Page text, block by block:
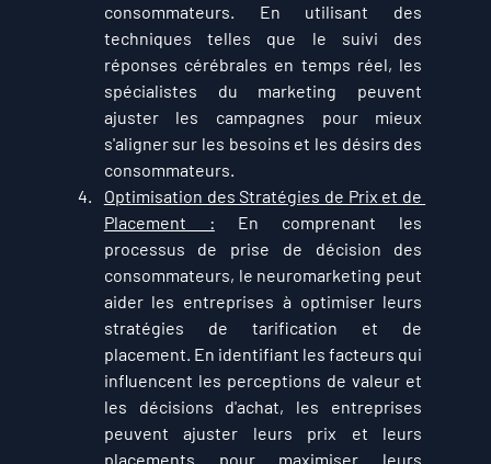
consommateurs. En utilisant des
techniques telles que le suivi des
réponses cérébrales en temps réel, les
spécialistes du marketing peuvent
ajuster les campagnes pour mieux
s'aligner sur les besoins et les désirs des
consommateurs.
Optimisation des Stratégies de Prix et de
Placement : En comprenant les
processus de prise de décision des
consommateurs, le neuromarketing peut
aider les entreprises à optimiser leurs
stratégies de tarification et de
placement. En identifiant les facteurs qui
influencent les perceptions de valeur et
les décisions d'achat, les entreprises
peuvent ajuster leurs prix et leurs
placements pour maximiser leurs